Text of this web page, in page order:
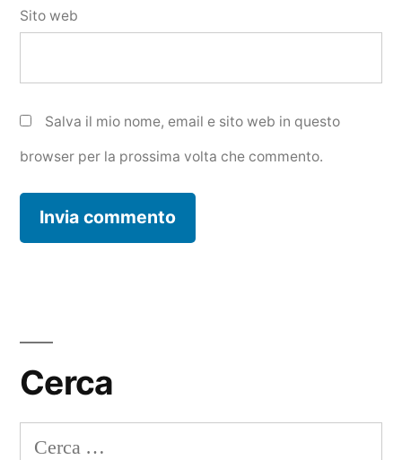
Sito web
Salva il mio nome, email e sito web in questo
browser per la prossima volta che commento.
Cerca
Ricerca